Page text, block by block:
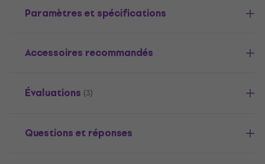
Paramètres et spécifications
Accessoires recommandés
Évaluations (3)
Questions et réponses